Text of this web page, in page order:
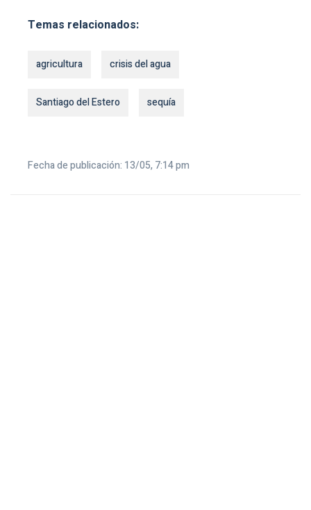
Temas relacionados:
agricultura crisis del agua
Santiago del Estero sequía
Fecha de publicación: 13/05, 7:14 pm